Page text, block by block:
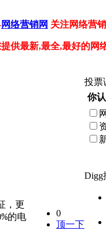
网络营销网 关注网络营
供最新,最全,最好的网
0
顶一下
，更
的电
投票
你
Digg